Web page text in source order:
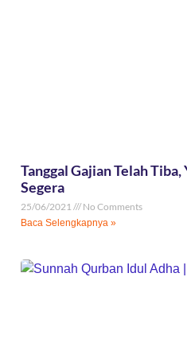
Tanggal Gajian Telah
Segera
25/06/2021 No Comments
Baca Selengkapnya »